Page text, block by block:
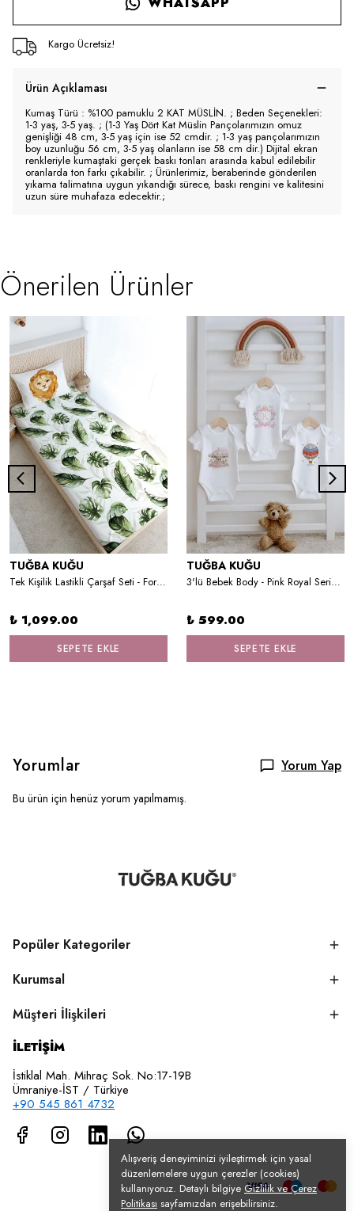
Alışveriş deneyiminizi iyileştirmek için yasal
düzenlemelere uygun çerezler (cookies)
kullanıyoruz. Detaylı bilgiye Gizlilik ve Çerez
Politikası sayfamızdan erişebilirsiniz.
Kargo Ücretsiz!
Ürün Açıklaması
Kumaş Türü : %100 pamuklu 2 KAT MÜSLİN. ; Beden Seçenekleri:
1-3 yaş, 3-5 yaş. ; (1-3 Yaş Dört Kat Müslin Pançolarımızın omuz
genişliği 48 cm, 3-5 yaş için ise 52 cmdir. ; 1-3 yaş pançolarımızın
boy uzunluğu 56 cm, 3-5 yaş olanların ise 58 cm dir.) Dijital ekran
renkleriyle kumaştaki gerçek baskı tonları arasında kabul edilebilir
oranlarda ton farkı çıkabilir. ; Ürünlerimiz, beraberinde gönderilen
yıkama talimatına uygun yıkandığı sürece, baskı rengini ve kalitesini
uzun süre muhafaza edecektir.;
Önerilen Ürünler
TUĞBA KUĞU
Tek Kişilik Lastikli Çarşaf Seti - For Baby Serisi - Suluboya Aslan
₺ 1,099.00
SEPETE EKLE
TUĞBA KUĞU
3'lü Bebek Body - Pink Royal Series - H Harfi
₺ 599.00
SEPETE EKLE
Yorumlar Yorum Yap
Bu ürün için henüz yorum yapılmamış.
Popüler Kategoriler
Kurumsal
Müşteri İlişkileri
İLETİŞİM
İstiklal Mah. Mihraç Sok. No:17-19B
Ümraniye-İST / Türkiye
+90 545 861 4732